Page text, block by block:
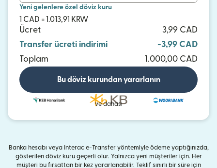
Yeni gelenlere özel döviz kuru
1 CAD = 1.013,91 KRW
Ücret
3,99 CAD
Transfer ücreti indirimi
-3,99 CAD
Toplam
1.000,00 CAD
Bu döviz kurundan yararlanın
ve dahası
Banka hesabı veya Interac e-Transfer yöntemiyle ödeme yaptığınızda,
gösterilen döviz kuru geçerli olur. Yalnızca yeni müşteriler için. Her
müşteri bu fırsattan bir kez yararlanabilir. Teklif sınırlı bir süre için